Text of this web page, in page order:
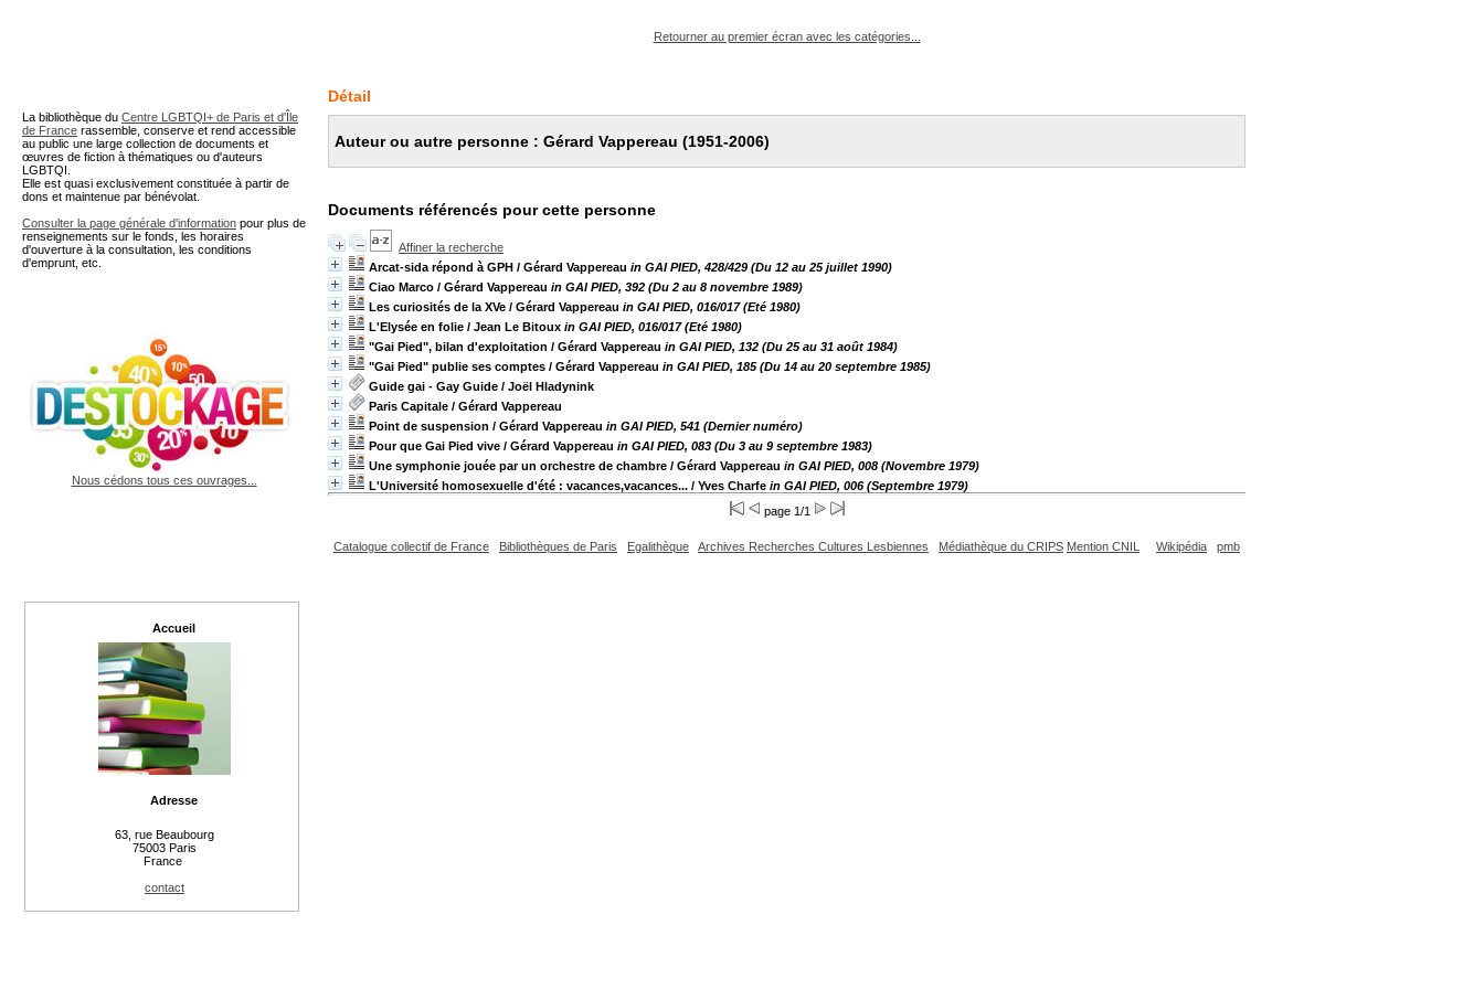
Retourner au premier écran avec les catégories...
Détail
Auteur ou autre personne : Gérard Vappereau (1951-2006)
Documents référencés pour cette personne
Affiner la recherche
Arcat-sida répond à GPH / Gérard Vappereau in GAI PIED, 428/429 (Du 12 au 25 juillet 1990)
Ciao Marco / Gérard Vappereau in GAI PIED, 392 (Du 2 au 8 novembre 1989)
Les curiosités de la XVe / Gérard Vappereau in GAI PIED, 016/017 (Eté 1980)
L'Elysée en folie / Jean Le Bitoux in GAI PIED, 016/017 (Eté 1980)
"Gai Pied", bilan d'exploitation / Gérard Vappereau in GAI PIED, 132 (Du 25 au 31 août 1984)
"Gai Pied" publie ses comptes / Gérard Vappereau in GAI PIED, 185 (Du 14 au 20 septembre 1985)
Guide gai - Gay Guide / Joël Hladynink
Paris Capitale / Gérard Vappereau
Point de suspension / Gérard Vappereau in GAI PIED, 541 (Dernier numéro)
Pour que Gai Pied vive / Gérard Vappereau in GAI PIED, 083 (Du 3 au 9 septembre 1983)
Une symphonie jouée par un orchestre de chambre / Gérard Vappereau in GAI PIED, 008 (Novembre 1979)
L'Université homosexuelle d'été : vacances,vacances... / Yves Charfe in GAI PIED, 006 (Septembre 1979)
page 1/1
Catalogue collectif de France Bibliothèques de Paris Egalithèque Archives Recherches Cultures Lesbiennes Médiathèque du CRIPS Mention CNIL Wikipédia pmb
La bibliothèque du Centre LGBTQI+ de Paris et d'Île
de France rassemble, conserve et rend accessible
au public une large collection de documents et
œuvres de fiction à thématiques ou d'auteurs
LGBTQI.
Elle est quasi exclusivement constituée à partir de
dons et maintenue par bénévolat.
Consulter la page générale d'information pour plus de
renseignements sur le fonds, les horaires
d'ouverture à la consultation, les conditions
d'emprunt, etc.
Nous cédons tous ces ouvrages...
Accueil
Adresse
63, rue Beaubourg
75003 Paris
France
contact